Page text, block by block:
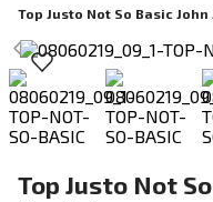
Top Justo Not